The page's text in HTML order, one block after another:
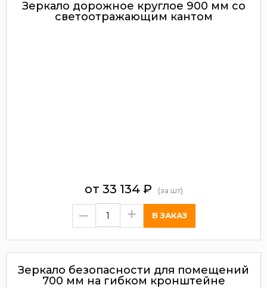
Зеркало дорожное круглое 900 мм со
светоотражающим кантом
от 33 134 ₽ (за шт)
– +
Зеркало безопасности для помещений
700 мм на гибком кронштейне